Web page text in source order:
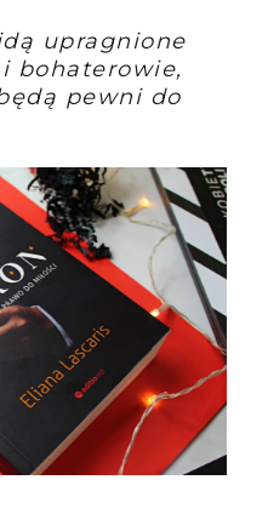
upragnione
bohaterowie,
pewni do